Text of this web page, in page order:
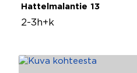
Hattelmalantie 13
2-3h+k